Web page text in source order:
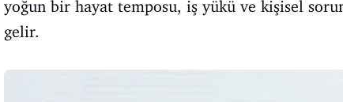
yoğun bir hayat temposu, iş yükü ve kişisel
gelir.